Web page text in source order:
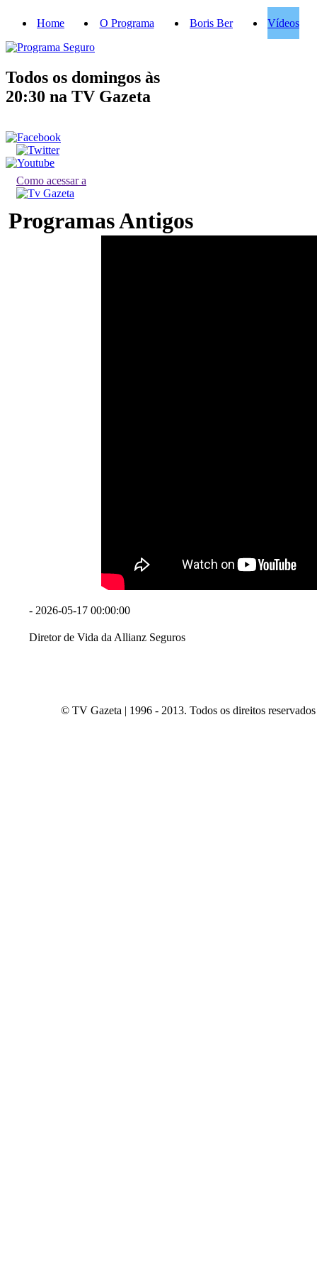
Home O Programa Boris Ber Vídeos
Todos os domingos às
20:30 na TV Gazeta
Como acessar a
Programas Antigos
- 2026-05-17 00:00:00
Diretor de Vida da Allianz Seguros
© TV Gazeta | 1996 - 2013. Todos os direitos reservados